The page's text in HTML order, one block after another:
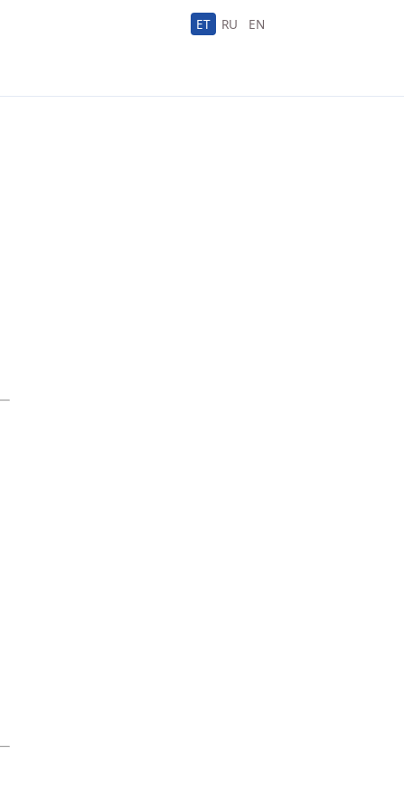
ET RU EN